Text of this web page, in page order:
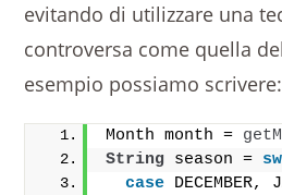
evitando di utilizzare una
controversa come quella
esempio possiamo scrivere:
Month month =
String season =
case DECEMBER,